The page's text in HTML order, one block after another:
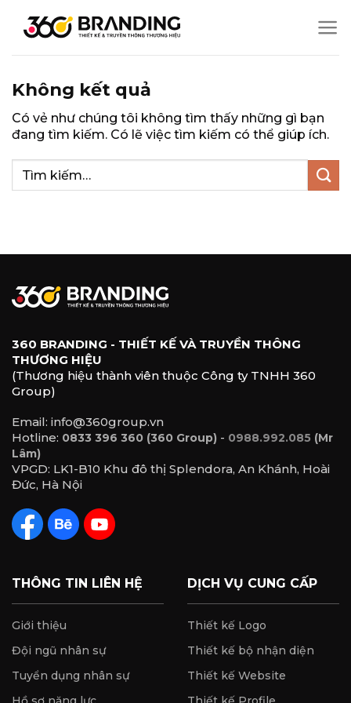
dung
Không kết quả
Có vẻ như chúng tôi không tìm thấy những gì bạn
đang tìm kiếm. Có lẽ việc tìm kiếm có thể giúp ích.
360 BRANDING - THIẾT KẾ VÀ TRUYỀN THÔNG
THƯƠNG HIỆU
(Thương hiệu thành viên thuộc Công ty TNHH 360
Group)
Email: info@360group.vn
Hotline: 0833 396 360 (360 Group) - 0988.992.085 (Mr
Lâm)
VPGD: LK1-B10 Khu đô thị Splendora, An Khánh, Hoài
Đức, Hà Nội
THÔNG TIN LIÊN HỆ
Giới thiệu
Đội ngũ nhân sự
Tuyển dụng nhân sự
DỊCH VỤ CUNG CẤP
Thiết kế Logo
Thiết kế bộ nhận diện
Thiết kế Website